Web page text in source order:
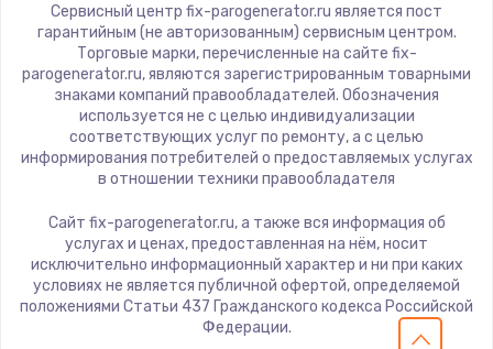
Сервисный центр fix-parogenerator.ru является пост
гарантийным (не авторизованным) сервисным центром.
Торговые марки, перечисленные на сайте fix-
parogenerator.ru, являются зарегистрированным товарными
знаками компаний правообладателей. Обозначения
используется не с целью индивидуализации
соответствующих услуг по ремонту, а с целью
информирования потребителей о предоставляемых услугах
в отношении техники правообладателя
Сайт fix-parogenerator.ru, а также вся информация об
услугах и ценах, предоставленная на нём, носит
исключительно информационный характер и ни при каких
условиях не является публичной офертой, определяемой
положениями Статьи 437 Гражданского кодекса Российской
Федерации.